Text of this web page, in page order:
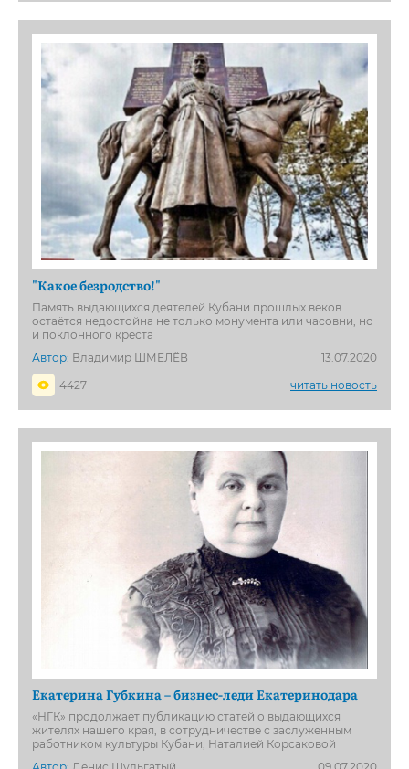
"Какое безродство!"
Память выдающихся деятелей Кубани прошлых веков
остаётся недостойна не только монумента или часовни, но
и поклонного креста
Автор: Владимир ШМЕЛЁВ
13.07.2020
4427
читать новость
Екатерина Губкина – бизнес-леди Екатеринодара
«НГК» продолжает публикацию статей о выдающихся
жителях нашего края, в сотрудничестве с заслуженным
работником культуры Кубани, Наталией Корсаковой